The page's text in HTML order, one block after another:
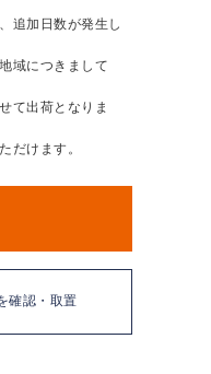
追加日数が発生し
域につきまして
て出荷となりま
だけます。
確認・取置